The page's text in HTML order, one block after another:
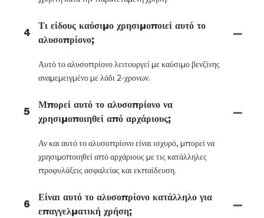
4
Τι είδους καύσιμο χρησιμοποιεί αυτό το
αλυσοπρίονο;
Αυτό το αλυσοπρίονο λειτουργεί με καύσιμο βενζίνης
αναμεμειγμένο με λάδι 2-χρονων.
5
Μπορεί αυτό το αλυσοπρίονο να
χρησιμοποιηθεί από αρχάριους;
Αν και αυτό το αλυσοπρίονο είναι ισχυρό, μπορεί να
χρησιμοποιηθεί από αρχάριους με τις κατάλληλες
προφυλάξεις ασφαλείας και εκπαίδευση.
6
Είναι αυτό το αλυσοπρίονο κατάλληλο για
επαγγελματική χρήση;